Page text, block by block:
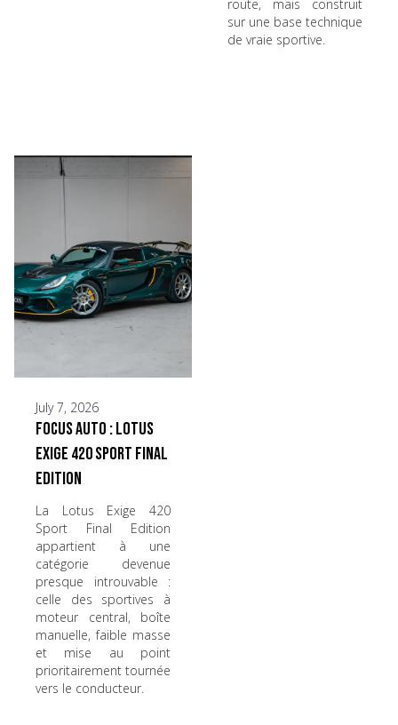
route, mais construit
sur une base technique
de vraie sportive.
July 7, 2026
Focus Auto : Lotus
Exige 420 Sport Final
Edition
La Lotus Exige 420
Sport Final Edition
appartient à une
catégorie devenue
presque introuvable :
celle des sportives à
moteur central, boîte
manuelle, faible masse
et mise au point
prioritairement tournée
vers le conducteur.